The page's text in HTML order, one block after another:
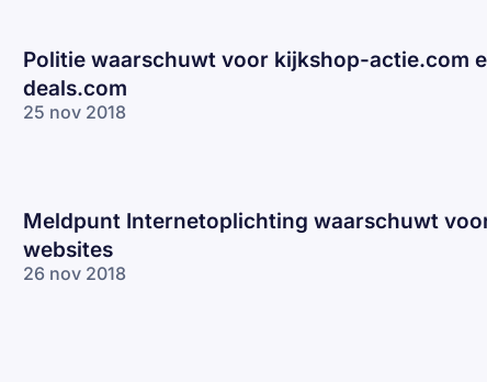
Politie waarschuwt voor kijkshop-actie.com
deals.com
25 nov 2018
Meldpunt Internetoplichting waarschuwt
websites
26 nov 2018